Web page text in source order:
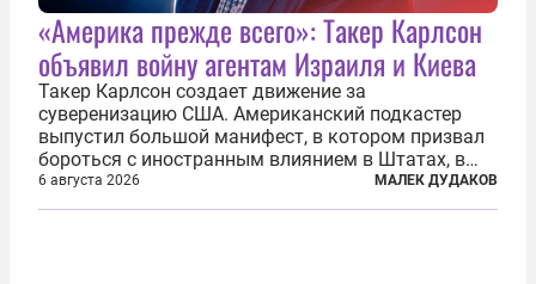
«Америка прежде всего»: Такер Карлсон
объявил войну агентам Израиля и Киева
Такер Карлсон создает движение за
суверенизацию США. Американский подкастер
выпустил большой манифест, в котором призвал
бороться с иностранным влиянием в Штатах, в
первую очередь имея в виду Израиль. А также
прекратить заморские войны, выплатить
6 августа 2026 МАЛЕК ДУДАКОВ